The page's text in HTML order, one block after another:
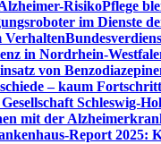
RisikoPflege
im Dienste
Verhalten
in Nordrhein-
von
– kaum
Schleswig-
mit der
Report 2025: